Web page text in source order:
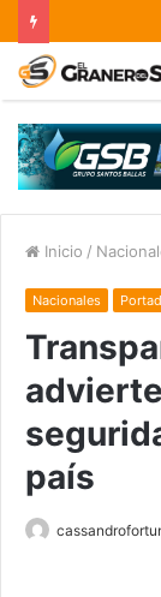
Inicio /
Nacionales
país